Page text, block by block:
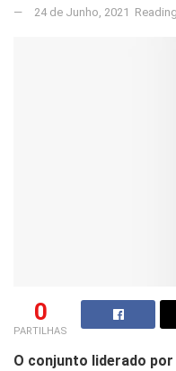
24 de Junho, 2021
0
PARTILHAS
O conjunto liderado